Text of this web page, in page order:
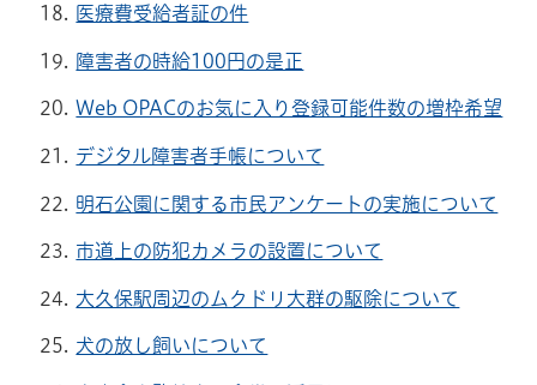
医療費受給者証の件
障害者の時給100円の是正
Web OPACのお気に入り登録可能件数の増枠希望
デジタル障害者手帳について
明石公園に関する市民アンケートの実施について
市道上の防犯カメラの設置について
大久保駅周辺のムクドリ大群の駆除について
犬の放し飼いについて